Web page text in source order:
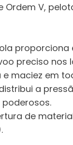
Ordem V,
proporciona
preciso
maciez em
a
de